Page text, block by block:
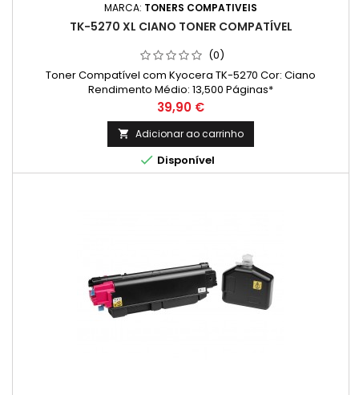
MARCA: TONERS COMPATIVEIS
TK-5270 XL CIANO TONER COMPATÍVEL
(0)
Toner Compatível com Kyocera TK-5270 Cor: Ciano
Rendimento Médio: 13,500 Páginas*
Preço
39,90 €
 Adicionar ao carrinho
 Disponível